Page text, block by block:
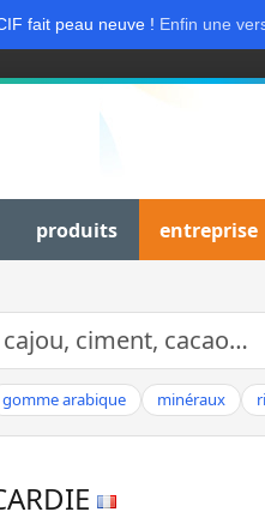
fait peau neuve ! Enfin une
produits entreprise
gomme arabique minéraux